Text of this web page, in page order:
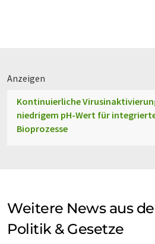
Anzeigen
Kontinuierliche
niedrigem pH-Wert für
Bioprozesse
Weitere News aus
Politik & Gesetze